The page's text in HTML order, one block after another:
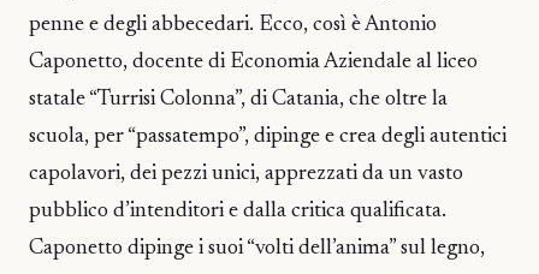
penne e degli abbecedari. Ecco, così è Antonio
Caponetto, docente di Economia Aziendale al liceo
statale “Turrisi Colonna”, di Catania, che oltre la
scuola, per “passatempo”, dipinge e crea degli autentici
capolavori, dei pezzi unici, apprezzati da un vasto
pubblico d’intenditori e dalla critica qualificata.
Caponetto dipinge i suoi “volti dell’anima” sul legno,